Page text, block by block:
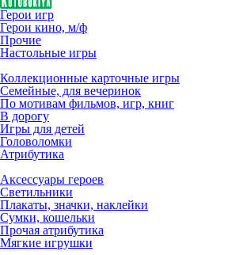
Герои игр
Герои кино, м/ф
Прочие
Настольные игры
Коллекционные карточные игры
Семейные, для вечеринок
По мотивам фильмов, игр, книг
В дорогу
Игры для детей
Головоломки
Атрибутика
Аксессуары героев
Светильники
Плакаты, значки, наклейки
Сумки, кошельки
Прочая атрибутика
Мягкие игрушки